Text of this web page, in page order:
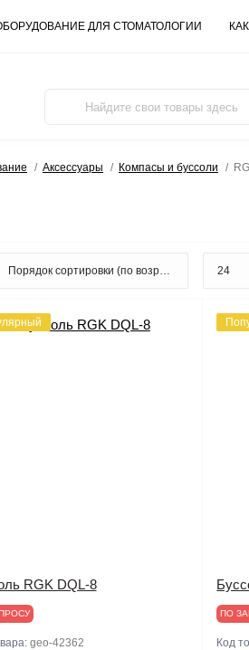
ДЛЯ СТОМАТОЛОГИИ
Аксессуары Компасы и буссоли
RGK DQL-8
geo-42362
ПО
Код